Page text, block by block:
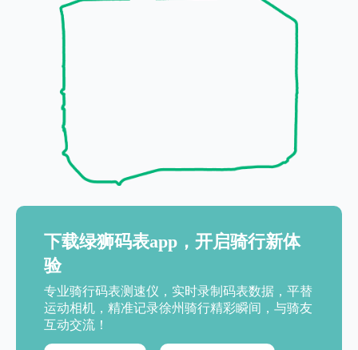
下载绿狮码表app，开启骑行新体
验
专业骑行码表测速仪，实时录制码表数据，平替
运动相机，精准记录徐州骑行精彩瞬间，与骑友
互动交流！